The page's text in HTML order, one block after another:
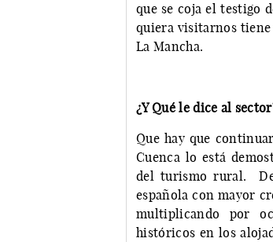
que se coja el testigo
quiera visitarnos tiene
La Mancha.
¿Y Qué le dice al
Que hay que
Cuenca lo está
del turismo rural.
española con mayor
multiplicando por
históricos en los